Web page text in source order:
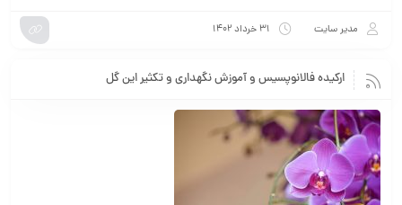
مدیر سایت ۳۱ خرداد ۱۴۰۲
ارکیده فالانوپسیس و آموزش نگهداری و تکثیر این گل